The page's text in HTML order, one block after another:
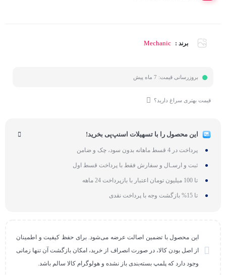
برند : Mechanic
بروزرسانی قیمت: 7 ماه پیش
قیمت بهتری سراغ دارید؟
این محصول را با تسهیلات اسنپ‌پی بخرید!
پرداخت در 4 قسط ماهانه بدون سود، چک و ضامن
ثبت و ارسـال و سفارش فقط با پرداخت قسط اول
تا 100 میلیون تومان اعتبار با بازپرداخت 24 ماهه
تا 15% بازگشت وجه با پرداخت نقدی
این محصول با تضمین اصالت عرضه می‌شود. برای حفظ کیفیت و اطمینان
از اصل بودن کالا، در صورت انصراف از خرید، امکان بازگشت آن تنها زمانی
وجود دارد که پلمپ بسته‌بندی باز نشده و هولوگرام کالا سالم باشد.